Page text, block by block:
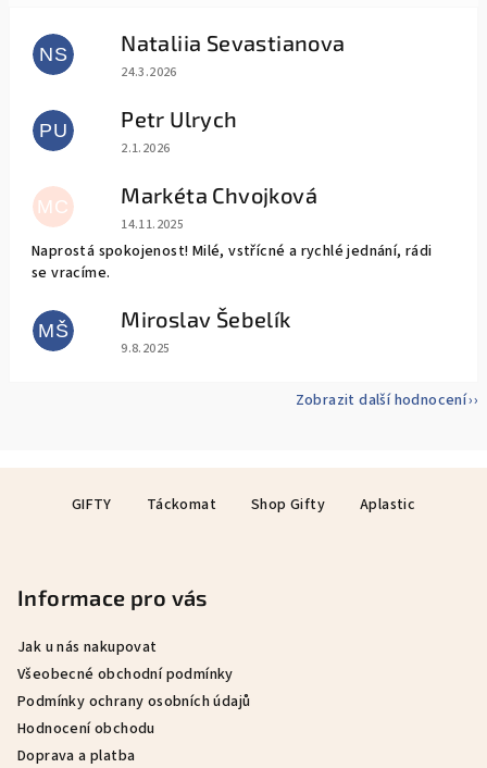
NS Nataliia Sevastianova
Hodnocení obchodu je 5 z 5 hvězdiček.
24.3.2026
PU Petr Ulrych
Hodnocení obchodu je 5 z 5 hvězdiček.
2.1.2026
MC Markéta Chvojková
Hodnocení obchodu je 5 z 5 hvězdiček.
14.11.2025
Naprostá spokojenost! Milé, vstřícné a rychlé jednání, rádi
se vracíme.
MŠ Miroslav Šebelík
Hodnocení obchodu je 5 z 5 hvězdiček.
9.8.2025
Zobrazit další hodnocení
GIFTY Táckomat Shop Gifty Aplastic
Informace pro vás
Jak u nás nakupovat
Všeobecné obchodní podmínky
Podmínky ochrany osobních údajů
Hodnocení obchodu
Doprava a platba